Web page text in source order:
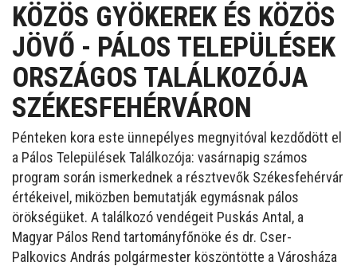
KÖZÖS GYÖKEREK ÉS KÖZÖS
JÖVŐ - PÁLOS TELEPÜLÉSEK
ORSZÁGOS TALÁLKOZÓJA
SZÉKESFEHÉRVÁRON
Pénteken kora este ünnepélyes megnyitóval kezdődött el
a Pálos Települések Találkozója: vasárnapig számos
program során ismerkednek a résztvevők Székesfehérvár
értékeivel, miközben bemutatják egymásnak pálos
örökségüket. A találkozó vendégeit Puskás Antal, a
Magyar Pálos Rend tartományfőnöke és dr. Cser-
Palkovics András polgármester köszöntötte a Városháza